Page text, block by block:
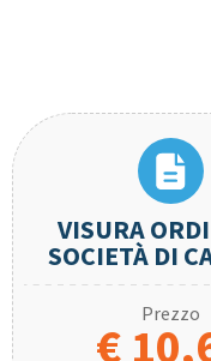
VISURA
SOCIETÀ DI
Prezzo
€